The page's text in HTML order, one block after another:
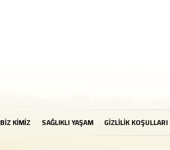
BİZ KİMİZ SAĞLIKLI YAŞAM GİZLİLİK KOŞULLARI